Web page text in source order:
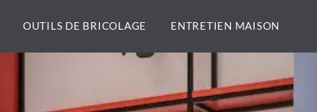
OUTILS DE BRICOLAGE ENTRETIEN MAISON